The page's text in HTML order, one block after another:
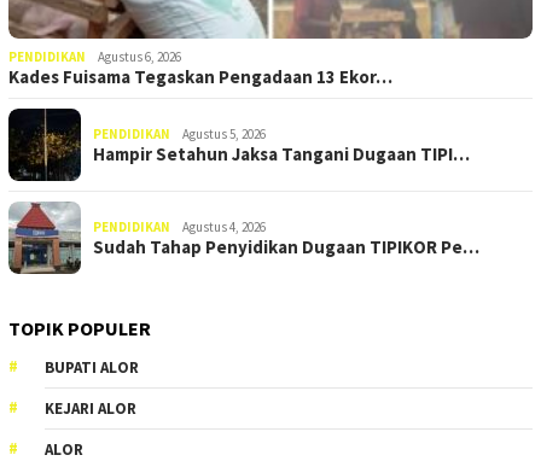
PENDIDIKAN Agustus 6, 2026
Kades Fuisama Tegaskan Pengadaan 13 Ekor…
PENDIDIKAN Agustus 5, 2026
Hampir Setahun Jaksa Tangani Dugaan TIPI…
PENDIDIKAN Agustus 4, 2026
Sudah Tahap Penyidikan Dugaan TIPIKOR Pe…
TOPIK POPULER
BUPATI ALOR
KEJARI ALOR
ALOR